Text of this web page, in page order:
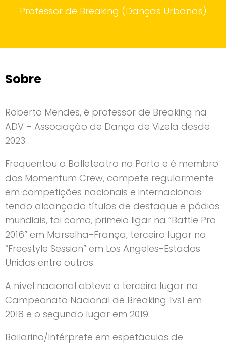
Professor de Breaking (Danças Urbanas)
Sobre
Roberto Mendes, é professor de Breaking na
ADV – Associação de Dança de Vizela desde
2023.
Frequentou o Balleteatro no Porto e é membro
dos Momentum Crew, compete regularmente
em competições nacionais e internacionais
tendo alcançado títulos de destaque e pódios
mundiais, tai como, primeio ligar na “Battle Pro
2016” em Marselha-França, terceiro lugar na
“Freestyle Session” em Los Angeles-Estados
Unidos entre outros.
A nível nacional obteve o terceiro lugar no
Campeonato Nacional de Breaking 1vs1 em
2018 e o segundo lugar em 2019.
Bailarino/Intérprete em espetáculos de